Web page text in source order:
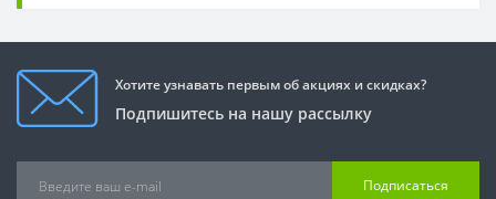
Хотите узнавать первым об акциях и скидках?
Подпишитесь на нашу рассылку
Подписаться